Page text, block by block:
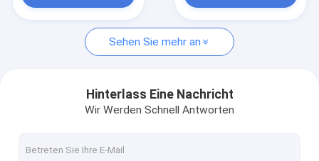
Flughafen-Schutzblech-Bus
Selbstfahrende Passagier-Treppe
Flughafen Ambulift
Sehen Sie mehr an
Hinterlass Eine Nachricht
Wir Werden Schnell Antworten